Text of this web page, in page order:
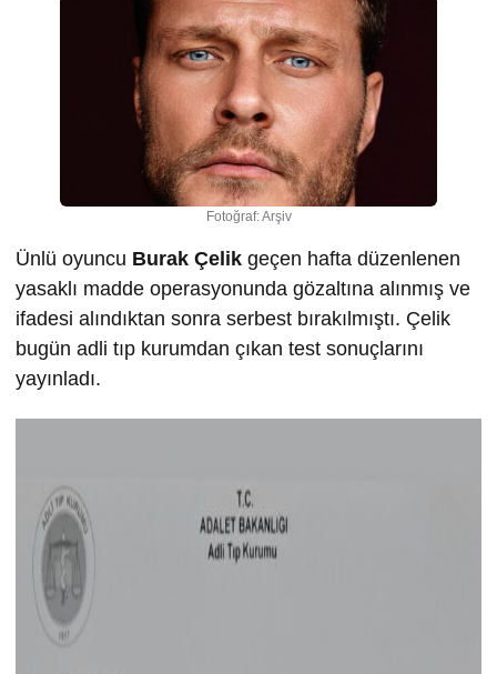
Fotoğraf: Arşiv
Ünlü oyuncu Burak Çelik geçen hafta düzenlenen
yasaklı madde operasyonunda gözaltına alınmış ve
ifadesi alındıktan sonra serbest bırakılmıştı. Çelik
bugün adli tıp kurumdan çıkan test sonuçlarını
yayınladı.